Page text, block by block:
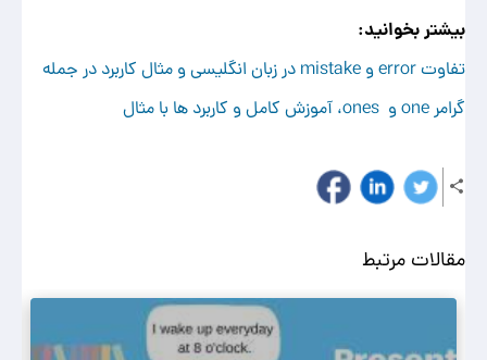
بیشتر بخوانید:
تفاوت error و mistake در زبان انگلیسی و مثال کاربرد در جمله
گرامر one و ones، آموزش کامل و کاربرد ها با مثال
مقالات مرتبط